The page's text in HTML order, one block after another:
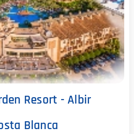
Resort - Albir
Blanca